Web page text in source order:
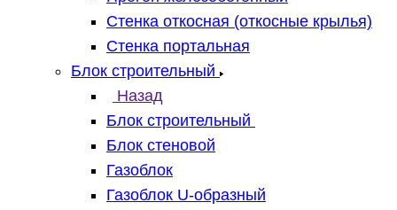
Стенка откосная (откосные крылья)
Стенка портальная
Блок строительный
Назад
Блок строительный
Блок стеновой
Газоблок
Газоблок U-образный